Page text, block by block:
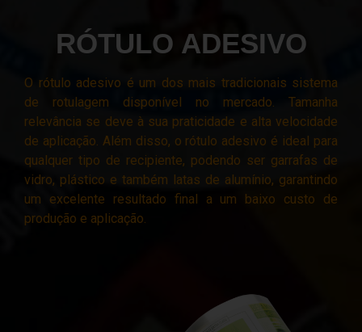
RÓTULO ADESIVO
O rótulo adesivo é um dos mais tradicionais sistema
de rotulagem disponível no mercado. Tamanha
relevância se deve à sua praticidade e alta velocidade
de aplicação. Além disso, o rótulo adesivo é ideal para
qualquer tipo de recipiente, podendo ser garrafas de
vidro, plástico e também latas de alumínio, garantindo
um excelente resultado final a um baixo custo de
produção e aplicação.